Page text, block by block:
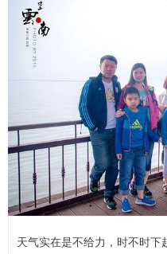
天气实在是不给力，时不时